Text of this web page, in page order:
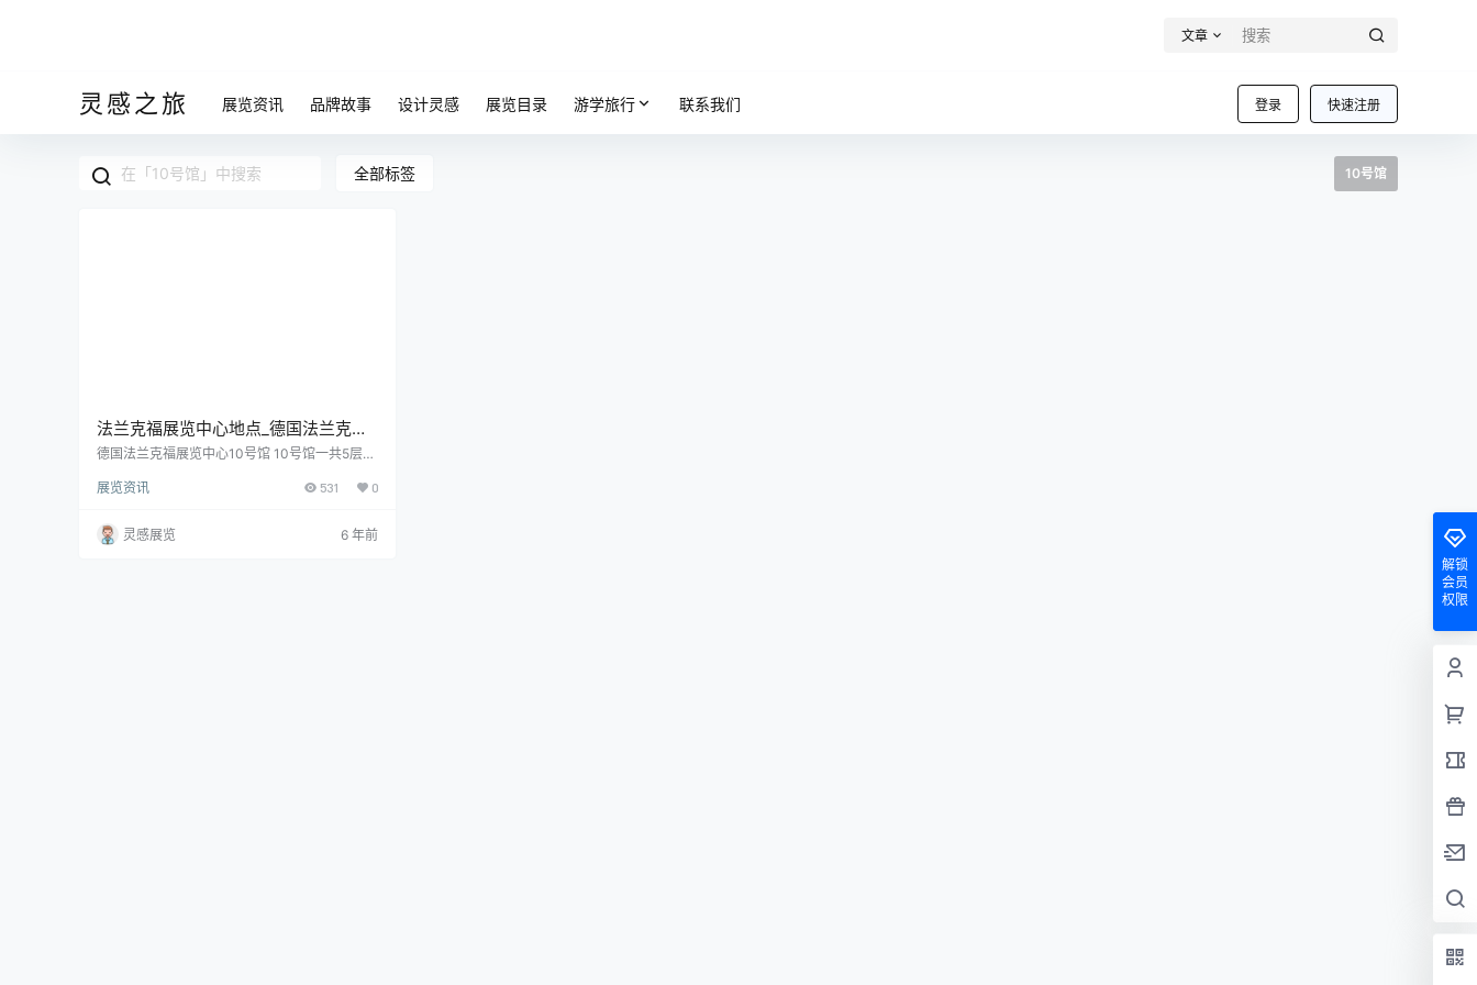
文章
灵感之旅 登录 快速注册
展览资讯 品牌故事 设计灵感 展览目录 游学旅行 联系我们
全部标签 10号馆
法兰克福展览中心地点_德国法兰克福
展览馆10号馆介绍
德国法兰克福展览中心10号馆 10号馆一共5层，
拥有超过52,000平方米的活动展览空间。 10号
人行道与11号展厅，Portalhaus和Galleria相
连。 10号馆的特点 五个楼层，面积达52,000平
展览资讯 531 0
灵感展览
6 年前
解锁
会员
权限